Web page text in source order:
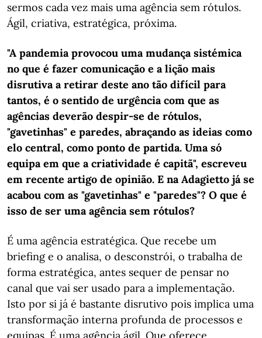
sermos cada vez mais uma agência sem rótulos.
Ágil, criativa, estratégica, próxima.
"A pandemia provocou uma mudança sistémica
no que é fazer comunicação e a lição mais
disrutiva a retirar deste ano tão difícil para
tantos, é o sentido de urgência com que as
agências deverão despir-se de rótulos,
"gavetinhas" e paredes, abraçando as ideias como
elo central, como ponto de partida. Uma só
equipa em que a criatividade é capitã", escreveu
em recente artigo de opinião. E na Adagietto já se
acabou com as "gavetinhas" e "paredes"? O que é
isso de ser uma agência sem rótulos?
É uma agência estratégica. Que recebe um
briefing e o analisa, o desconstrói, o trabalha de
forma estratégica, antes sequer de pensar no
canal que vai ser usado para a implementação.
Isto por si já é bastante disrutivo pois implica uma
transformação interna profunda de processos e